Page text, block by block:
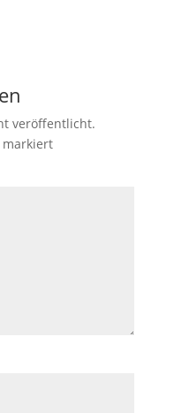
veröffentlicht.
markiert